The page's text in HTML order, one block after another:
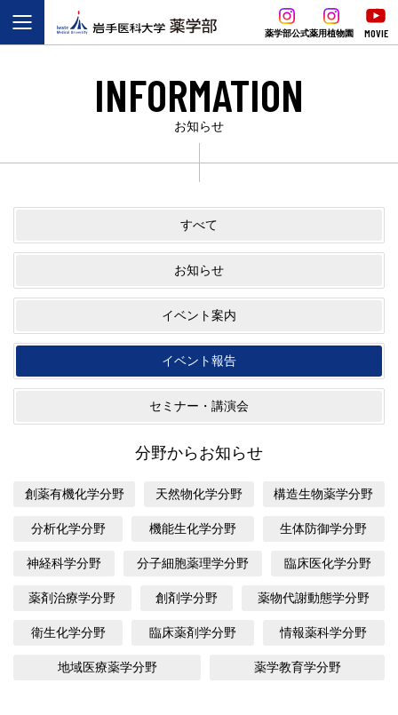
薬学部公式薬用植物園 MOVIE
INFORMATION
お知らせ
すべて
お知らせ
イベント案内
イベント報告
セミナー・講演会
分野からお知らせ
創薬有機化学分野 天然物化学分野 構造生物薬学分野
分析化学分野 機能生化学分野 生体防御学分野
神経科学分野 分子細胞薬理学分野 臨床医化学分野
薬剤治療学分野 創剤学分野 薬物代謝動態学分野
衛生化学分野 臨床薬剤学分野 情報薬科学分野
地域医療薬学分野 薬学教育学分野